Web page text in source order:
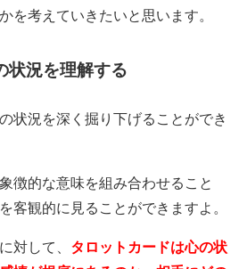
を考えていきたいと思います。
状況を理解する
状況を深く掘り下げることができ
徴的な意味を組み合わせること
客観的に見ることができますよ。
対して、 タロットカードは心の状